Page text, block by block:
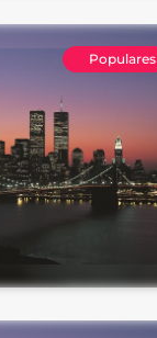
Populares